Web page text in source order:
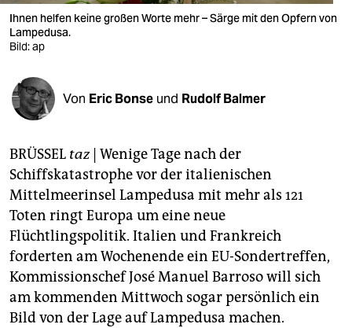
verlag
shop
fragen & hilfe
unterstützen
abo
genossenschaft
epaper login
Ihnen helfen keine großen Worte mehr – Särge mit den Opfern von
Lampedusa.
Bild: ap
Von Eric Bonse und Rudolf Balmer
BRÜSSEL taz| Wenige Tage nach der
Schiffskatastrophe vor der italienischen
Mittelmeerinsel Lampedusa mit mehr als 121
Toten ringt Europa um eine neue
Flüchtlingspolitik. Italien und Frankreich
forderten am Wochenende ein EU-Sondertreffen,
Kommissionschef José Manuel Barroso will sich
am kommenden Mittwoch sogar persönlich ein
Bild von der Lage auf Lampedusa machen.